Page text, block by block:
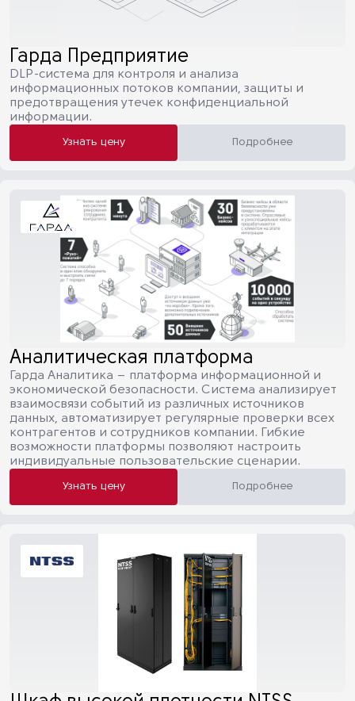
Гарда Предприятие
DLP-система для контроля и анализа
информационных потоков компании, защиты и
предотвращения утечек конфиденциальной
информации.
Узнать цену Подробнее
Аналитическая платформа
Гарда Аналитика – платформа информационной и
экономической безопасности. Система анализирует
взаимосвязи событий из различных источников
данных, автоматизирует регулярные проверки всех
контрагентов и сотрудников компании. Гибкие
возможности платформы позволяют настроить
индивидуальные пользовательские сценарии.
Узнать цену Подробнее